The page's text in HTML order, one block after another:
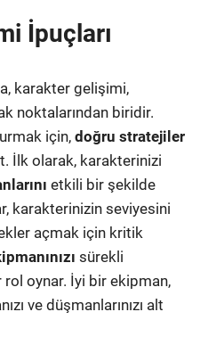
İpuçları
karakter gelişimi,
noktalarından biridir.
için, doğru stratejiler
İlk olarak, karakterinizi
etkili bir şekilde
karakterinizin seviyesini
açmak için kritik
sürekli
oynar. İyi bir ekipman,
ve düşmanlarınızı alt